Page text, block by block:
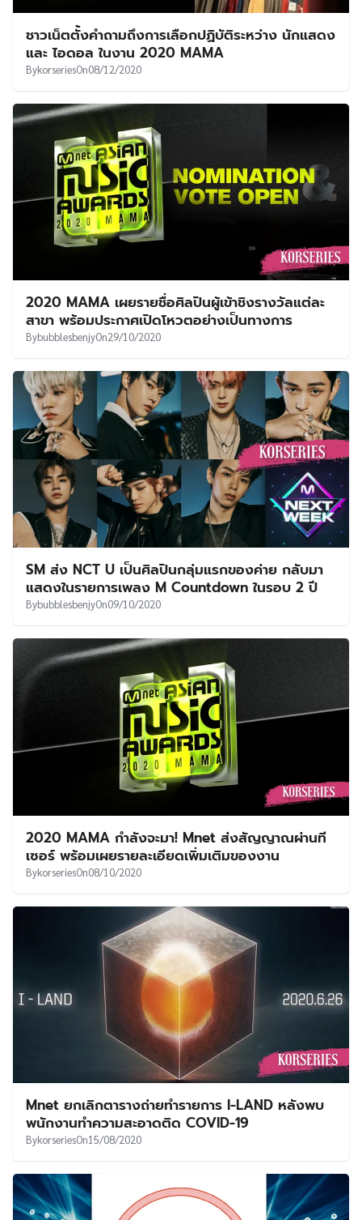
ชาวเน็ตตั้งคำถามถึงการเลือกปฏิบัติระหว่าง นักแสดง
และ ไอดอล ในงาน 2020 MAMA
BykorseriesOn08/12/2020
2020 MAMA เผยรายชื่อศิลปินผู้เข้าชิงรางวัลแต่ละ
สาขา พร้อมประกาศเปิดโหวตอย่างเป็นทางการ
BybubblesbenjyOn29/10/2020
SM ส่ง NCT U เป็นศิลปินกลุ่มแรกของค่าย กลับมา
แสดงในรายการเพลง M Countdown ในรอบ 2 ปี
BybubblesbenjyOn09/10/2020
2020 MAMA กำลังจะมา! Mnet ส่งสัญญาณผ่านที
เซอร์ พร้อมเผยรายละเอียดเพิ่มเติมของงาน
BykorseriesOn08/10/2020
Mnet ยกเลิกตารางถ่ายทำรายการ I-LAND หลังพบ
พนักงานทำความสะอาดติด COVID-19
BykorseriesOn15/08/2020